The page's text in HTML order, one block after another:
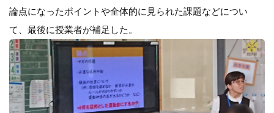
論点になったポイントや全体的に見られた課題などについ
て、最後に授業者が補足した。